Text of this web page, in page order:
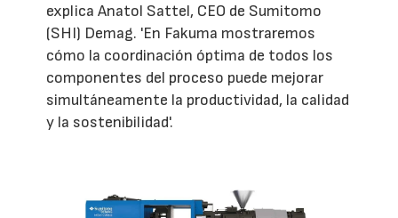
explica Anatol Sattel, CEO de Sumitomo
(SHI) Demag. 'En Fakuma mostraremos
cómo la coordinación óptima de todos los
componentes del proceso puede mejorar
simultáneamente la productividad, la calidad
y la sostenibilidad'.